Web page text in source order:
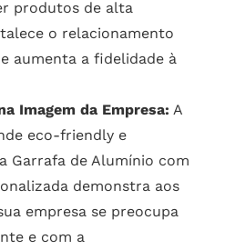
produtos de alta
o relacionamento
aumenta a fidelidade à
Imagem da Empresa: A
eco-friendly e
Garrafa de Alumínio com
demonstra aos
empresa se preocupa
e com a